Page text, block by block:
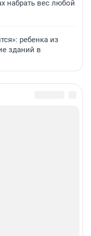
набрать вес любой
ребенка из
зданий в